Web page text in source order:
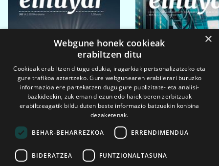
2026ko eka. 1a 2026ko mar. 1a
×
Webgune honek cookieak
erabiltzen ditu
Cookieak erabiltzen ditugu edukia, iragarkiak pertsonalizatzeko eta
gure trafikoa aztertzeko. Gure webgunearen erabilerari buruzko
informazioa ere partekatzen dugu gure publizitate- eta analisi-
bazkideekin, zuk eman diezun edo haiek beren zerbitzuak
erabiltzeagatik bildu duten beste informazio batzuekin konbina
dezaketenak.
BEHAR-BEHARREZKOA ERRENDIMENDUA
BIDERATZEA FUNTZIONALTASUNA